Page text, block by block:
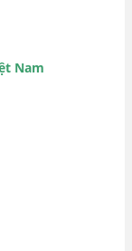
Nam